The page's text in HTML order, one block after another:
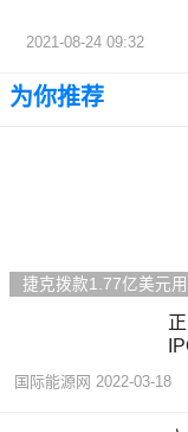
2021-08-24 09:32
为你推荐
捷克拨款1.77亿美元
国际能源网 2022-03-18